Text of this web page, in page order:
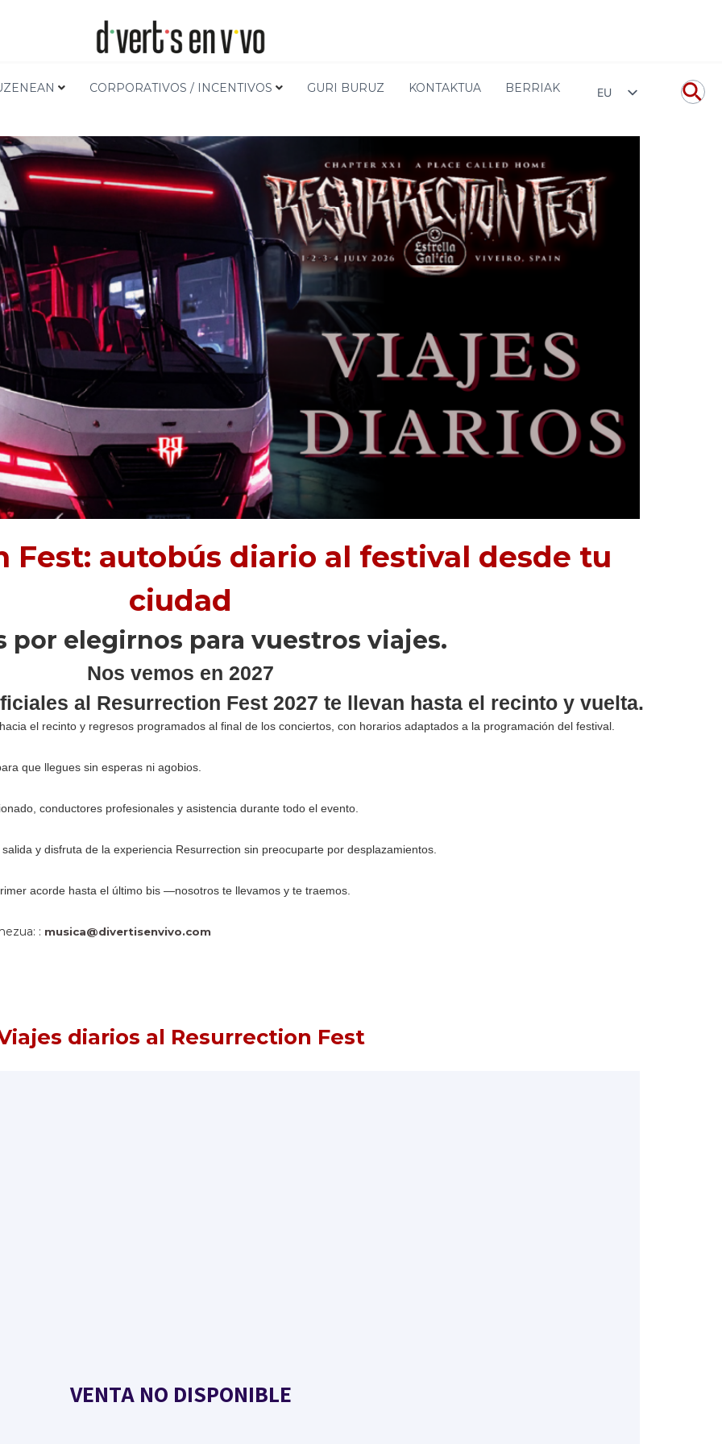
CORPORATIVOS / INCENTIVOS GURI BURUZ KONTAKTUA BERRIAK EU
Fest: autobús diario al festival desde tu
ciudad
por elegirnos para vuestros viajes.
Nos vemos en 2027
al Resurrection Fest 2027 te llevan hasta el recinto y vuelta.
el recinto y regresos programados al final de los conciertos, con horarios adaptados a la programación del festival.
que llegues sin esperas ni agobios.
conductores profesionales y asistencia durante todo el evento.
y disfruta de la experiencia Resurrection sin preocuparte por desplazamientos.
acorde hasta el último bis —nosotros te llevamos y te traemos.
: musica@divertisenvivo.com
diarios al Resurrection Fest